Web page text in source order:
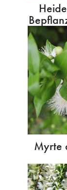
Myrte